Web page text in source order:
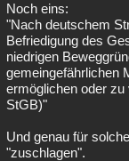
Noch eins:
"Nach deutschem
Befriedigung des
niedrigen
gemeingefährlichen
ermöglichen oder
StGB)"
Und genau für
"zuschlagen".